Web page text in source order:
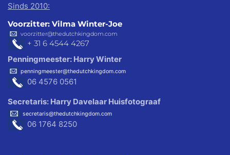
Sinds 2010:
Voorzitter: Vilma Winter-Joe
voorzitter@thedutchkingdom.com
+ 31 6 4544 4267
Penningmeester: Harry Winter
penningmeester@thedutchkingdom.com
06 4576 0561
Secretaris: Harry Davelaar Huisfotograaf
secretaris@thedutchkingdom.com
06 1764 8250